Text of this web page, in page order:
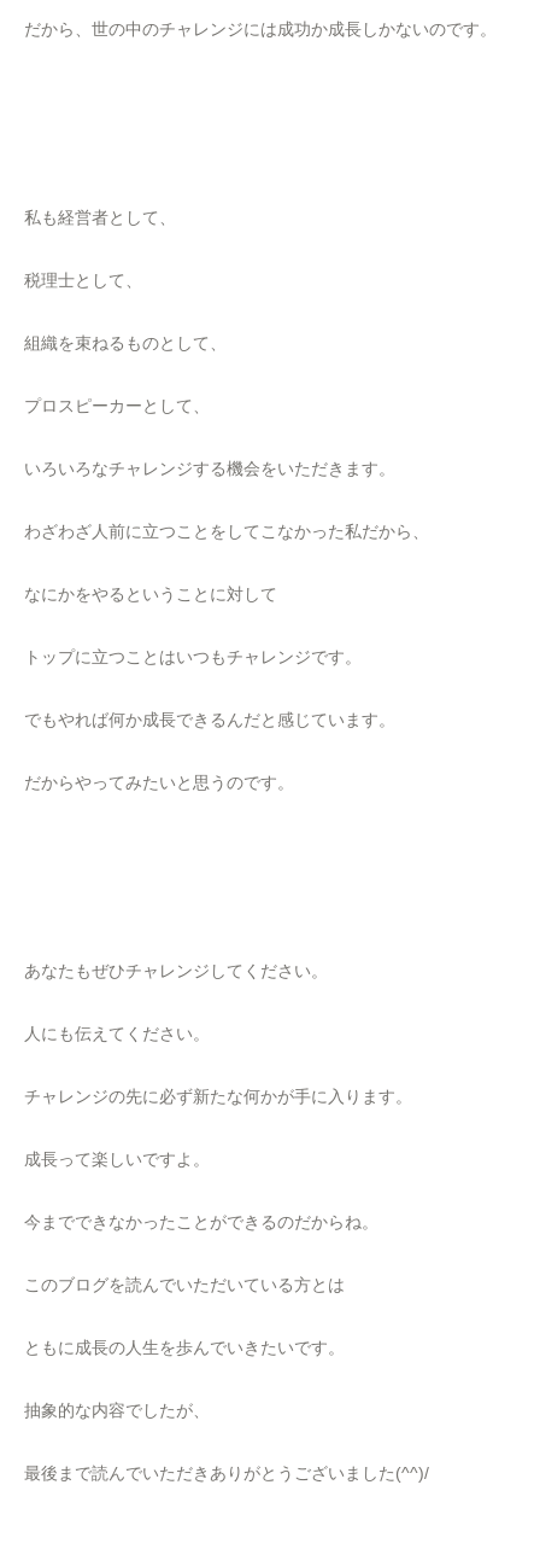
だから、世の中のチャレンジには成功か成長しかないのです。
私も経営者として、
税理士として、
組織を束ねるものとして、
プロスピーカーとして、
いろいろなチャレンジする機会をいただきます。
わざわざ人前に立つことをしてこなかった私だから、
なにかをやるということに対して
トップに立つことはいつもチャレンジです。
でもやれば何か成長できるんだと感じています。
だからやってみたいと思うのです。
あなたもぜひチャレンジしてください。
人にも伝えてください。
チャレンジの先に必ず新たな何かが手に入ります。
成長って楽しいですよ。
今までできなかったことができるのだからね。
このブログを読んでいただいている方とは
ともに成長の人生を歩んでいきたいです。
抽象的な内容でしたが、
最後まで読んでいただきありがとうございました(^^)/